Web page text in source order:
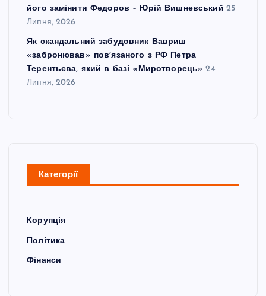
його замінити Федоров – Юрій Вишневський 25
Липня, 2026
Як скандальний забудовник Вавриш
«забронював» повʼязаного з РФ Петра
Терентьєва, який в базі «Миротворець» 24
Липня, 2026
Категорії
Корупція
Політика
Фінанси